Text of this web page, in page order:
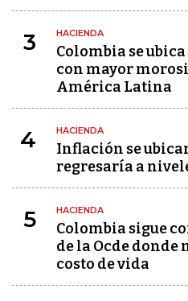
3 HACIENDA
Colombia se
con mayor
América Latina
4 HACIENDA
Inflación se
regresaría a
5 HACIENDA
Colombia sigue
de la Ocde donde
costo de vida